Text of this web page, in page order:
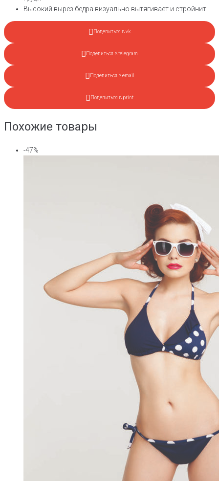
Высокий вырез бедра визуально вытягивает и стройнит
Поделиться в vk
Поделиться в telegram
Поделиться в email
Поделиться в print
Похожие товары
-47%